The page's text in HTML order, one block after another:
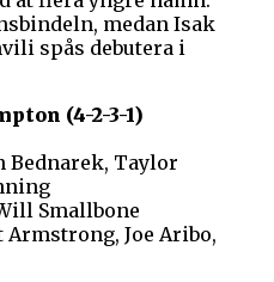
medan Isak
spås debutera i
(4-2-3-1)
Bednarek, Taylor
Smallbone
Armstrong, Joe Aribo,